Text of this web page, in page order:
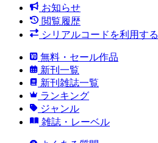
お知らせ
閲覧履歴
シリアルコードを利用する
無料・セール作品
新刊一覧
新刊雑誌一覧
ランキング
ジャンル
雑誌・レーベル